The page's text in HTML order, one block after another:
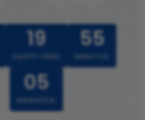
19
DAGITI ORAS
55
MINUTOS
02
MAIKADUA